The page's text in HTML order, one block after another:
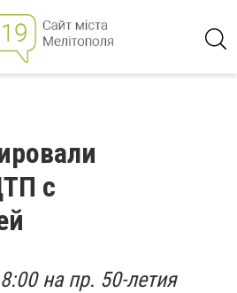
с
на пр. 50-летия